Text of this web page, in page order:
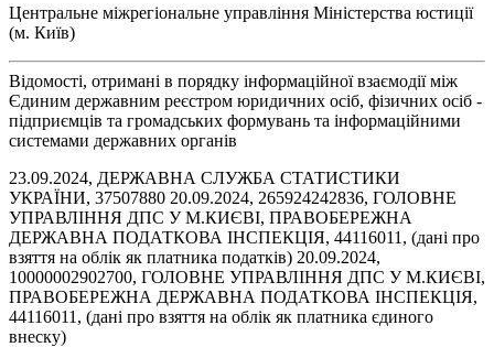
Центральне міжрегіональне управління Міністерства юстиції
(м. Київ)
Відомості, отримані в порядку інформаційної взаємодії між
Єдиним державним реєстром юридичних осіб, фізичних осіб -
підприємців та громадських формувань та інформаційними
системами державних органів
23.09.2024, ДЕРЖАВНА СЛУЖБА СТАТИСТИКИ
УКРАЇНИ, 37507880 20.09.2024, 265924242836, ГОЛОВНЕ
УПРАВЛІННЯ ДПС У М.КИЄВІ, ПРАВОБЕРЕЖНА
ДЕРЖАВНА ПОДАТКОВА ІНСПЕКЦІЯ, 44116011, (дані про
взяття на облік як платника податків) 20.09.2024,
10000002902700, ГОЛОВНЕ УПРАВЛІННЯ ДПС У М.КИЄВІ,
ПРАВОБЕРЕЖНА ДЕРЖАВНА ПОДАТКОВА ІНСПЕКЦІЯ,
44116011, (дані про взяття на облік як платника єдиного
внеску)